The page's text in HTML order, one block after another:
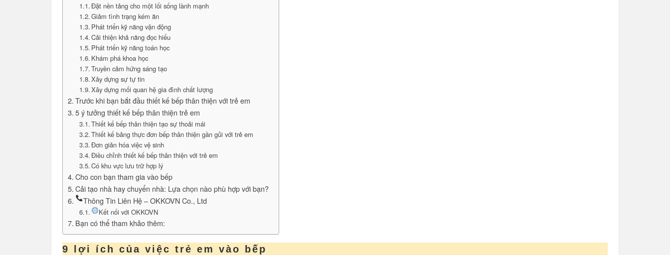
Đặt nền tảng cho một lối sống lành mạnh
Giảm tình trạng kém ăn
Phát triển kỹ năng vận động
Cải thiện khả năng đọc hiểu
Phát triển kỹ năng toán học
Khám phá khoa học
Truyền cảm hứng sáng tạo
Xây dựng sự tự tin
Xây dựng mối quan hệ gia đình chất lượng
Trước khi bạn bắt đầu thiết kế bếp thân thiện với trẻ em
5 ý tưởng thiết kế bếp thân thiện trẻ em
Thiết kế bếp thân thiện tạo sự thoải mái
Thiết kế bảng thực đơn bếp thân thiện gần gủi với trẻ em
Đơn giản hóa việc vệ sinh
Điều chỉnh thiết kế bếp thân thiện với trẻ em
Có khu vực lưu trữ hợp lý
Cho con bạn tham gia vào bếp
Cải tạo nhà hay chuyển nhà: Lựa chọn nào phù hợp với bạn?
Thông Tin Liên Hệ – OKKOVN Co., Ltd
Kết nối với OKKOVN
Bạn có thể tham khảo thêm:
9 lợi ích của việc trẻ em vào bếp